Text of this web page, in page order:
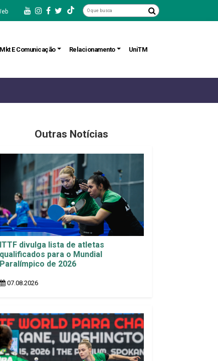
Mkt E Comunicação Relacionamento UniTM
Outras Notícias
ITTF divulga lista de atletas
qualificados para o Mundial
Paralímpico de 2026
07.08.2026